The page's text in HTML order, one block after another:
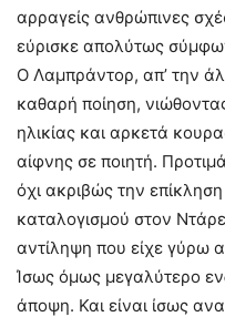
αρραγείς ανθρώπινες
εύρισκε απολύτως
Ο Λαμπράντορ, απ’ την
καθαρή ποίηση,
ηλικίας και αρκετά
αίφνης σε ποιητή.
όχι ακριβώς την
καταλογισμού στον
αντίληψη που είχε γύρω
Ίσως όμως μεγαλύτερο
άποψη. Και είναι ίσως